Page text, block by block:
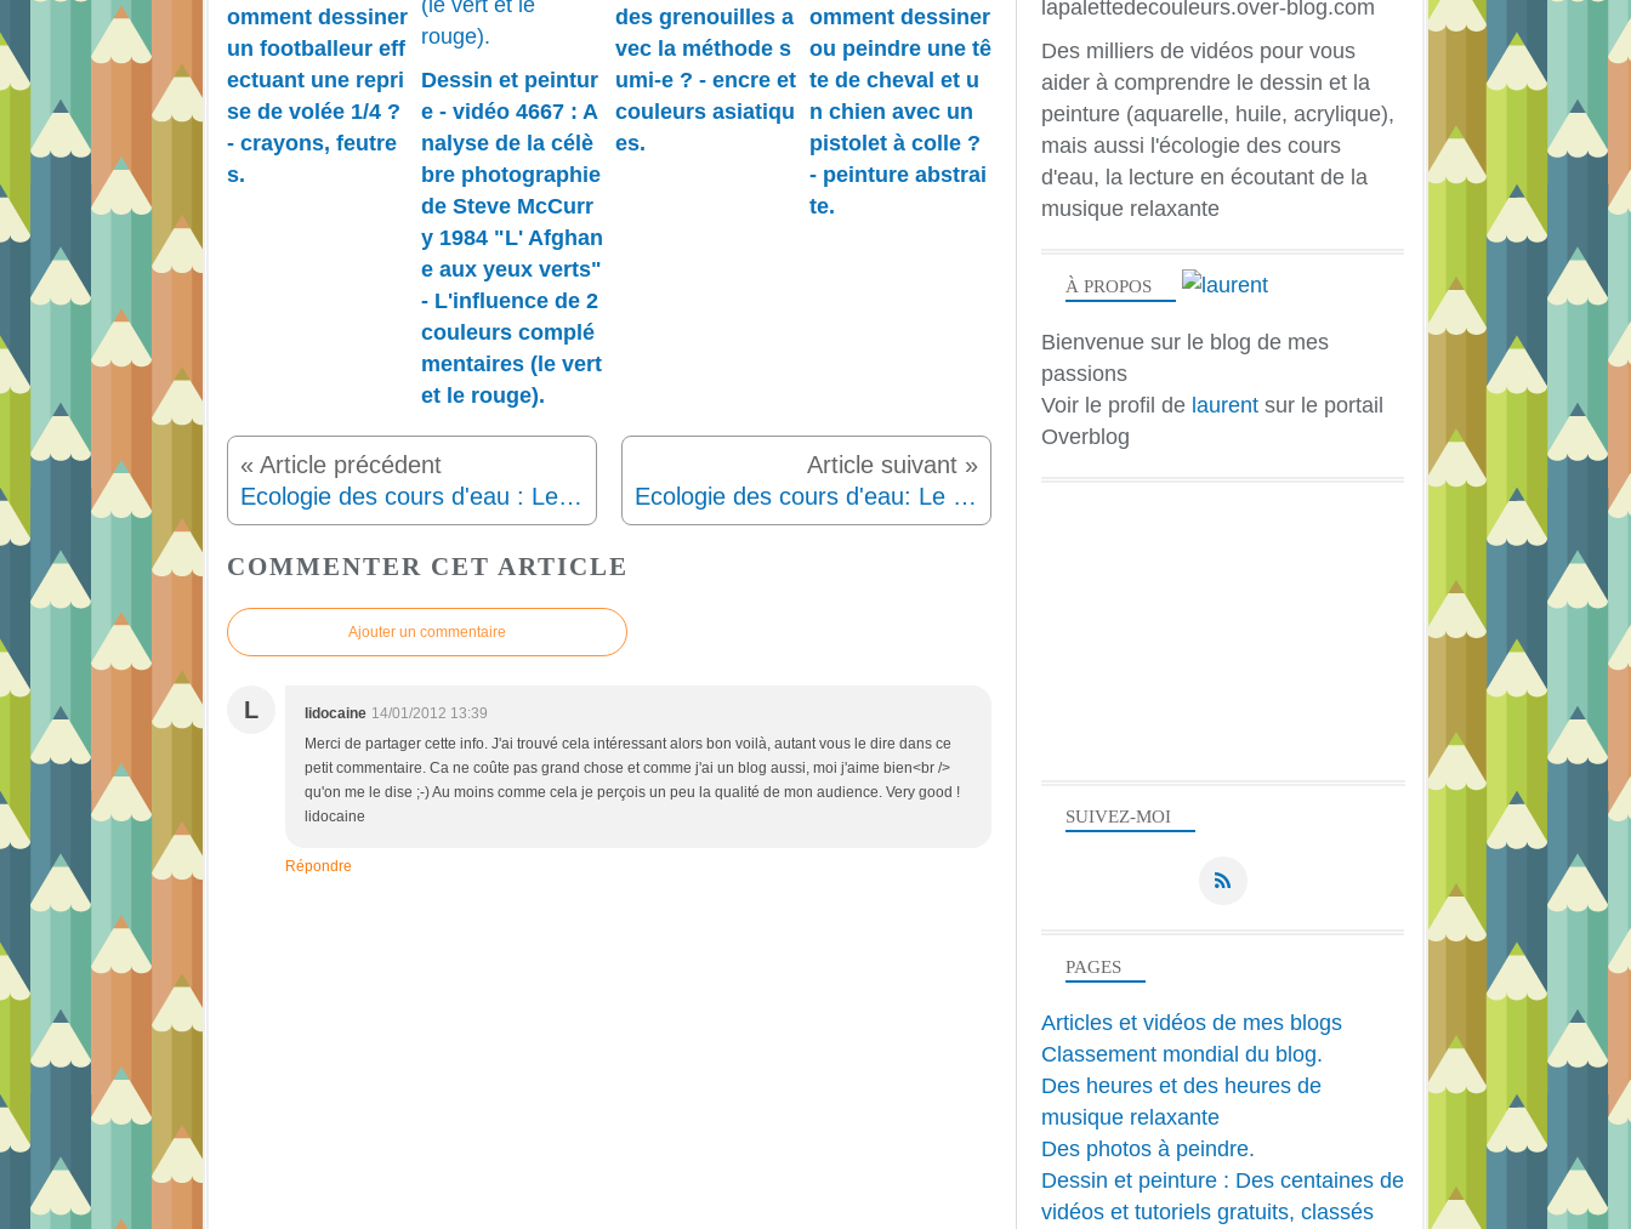
omment dessiner
un footballeur eff
ectuant une repri
se de volée 1/4 ?
- crayons, feutre
s.
Dessin et peintur
e - vidéo 4667 : A
nalyse de la célè
bre photographie
de Steve McCurr
y 1984 "L' Afghan
e aux yeux verts"
- L'influence de 2
couleurs complé
mentaires (le vert
et le rouge).
des grenouilles a
vec la méthode s
umi-e ? - encre et
couleurs asiatiqu
es.
omment dessiner
ou peindre une tê
te de cheval et u
n chien avec un
pistolet à colle ?
- peinture abstrai
te.
Ecologie des cours d'eau : Les algues vertes sur les côtes de bretagne Ecologie des cours d'eau: Le systeme d'évaluation de la qualité des eaux pour les matières phosphorées (phosphates et phosphore total).
COMMENTER CET ARTICLE
Ajouter un commentaire
L lidocaine 14/01/2012 13:39
Merci de partager cette info. J'ai trouvé cela intéressant alors bon voilà, autant vous le dire dans ce
petit commentaire. Ca ne coûte pas grand chose et comme j'ai un blog aussi, moi j'aime bien<br />
qu'on me le dise ;-) Au moins comme cela je perçois un peu la qualité de mon audience. Very good !
lidocaine
Répondre
SUIVEZ-MOI
Des milliers de vidéos pour vous
aider à comprendre le dessin et la
peinture (aquarelle, huile, acrylique),
mais aussi l'écologie des cours
d'eau, la lecture en écoutant de la
musique relaxante
À PROPOS
Bienvenue sur le blog de mes
passions
Voir le profil de laurent sur le portail
Overblog
PAGES
Articles et vidéos de mes blogs
Classement mondial du blog.
Des heures et des heures de
musique relaxante
Des photos à peindre.
Dessin et peinture : Des centaines de
vidéos et tutoriels gratuits, classés